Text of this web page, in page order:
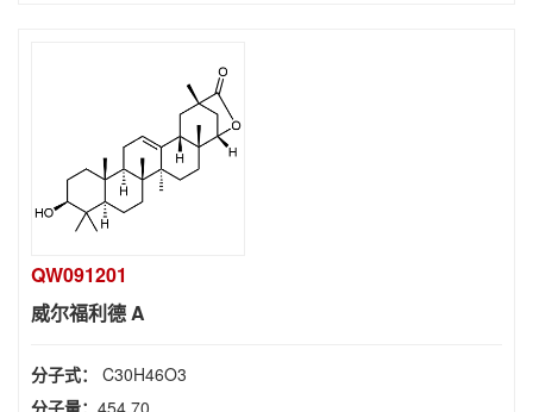
QW091201
威尔福利德 A
分子式： C30H46O3
分子量： 454.70